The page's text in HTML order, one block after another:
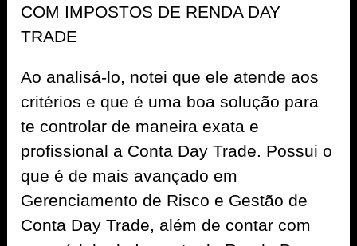
COM IMPOSTOS DE RENDA DAY
TRADE
Ao analisá-lo, notei que ele atende aos
critérios e que é uma boa solução para
te controlar de maneira exata e
profissional a Conta Day Trade. Possui o
que é de mais avançado em
Gerenciamento de Risco e Gestão de
Conta Day Trade, além de contar com